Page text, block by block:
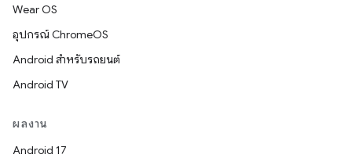
Wear OS
อุปกรณ์ ChromeOS
Android สำหรับรถยนต์
Android TV
ผลงาน
Android 17